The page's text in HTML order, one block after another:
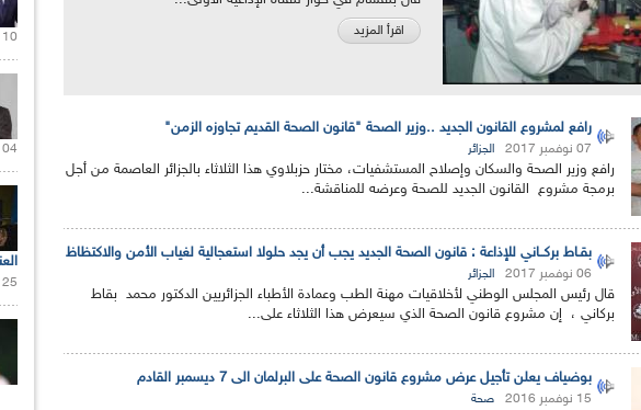
اقرأ المزيد
رافع لمشروع القانون الجديد ..وزير الصحة "قانون الصحة القديم تجاوزه الزمن"
07 نوفمبر 2017 الجزائر
رافع وزير الصحة والسكان وإصلاح المستشفيات، مختار حزبلاوي هذا الثلاثاء بالجزائر العاصمة من أجل
برمجة مشروع القانون الجديد للصحة وعرضه للمناقشة...
بقـاط بركــاني للإذاعة : قانون الصحة الجديد يجب أن يجد حلولا استعجالية لغياب الأمن والاكتظاظ
06 نوفمبر 2017 الجزائر
قال رئيس المجلس الوطني لأخلاقيات مهنة الطب وعمادة الأطباء الجزائريين الدكتور محمد بقاط
بركاني ، إن مشروع قانون الصحة الذي سيعرض هذا الثلاثاء على...
بوضياف يعلن تأجيل عرض مشروع قانون الصحة على البرلمان الى 7 ديسمبر القادم
15 نوفمبر 2016 صحة
10 فبراير 2021 |
04 مارس 2020 |
25 يونيو 2021 |